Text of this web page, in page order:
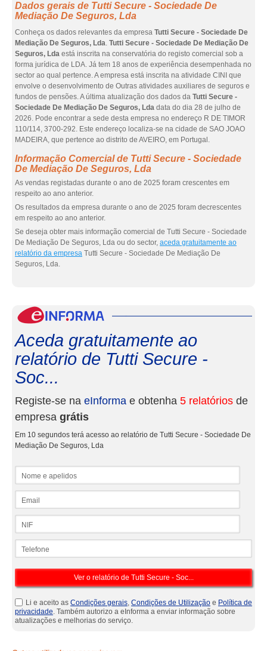
Dados gerais de Tutti Secure - Sociedade De
Mediação De Seguros, Lda
Conheça os dados relevantes da empresa Tutti Secure - Sociedade De
Mediação De Seguros, Lda. Tutti Secure - Sociedade De Mediação De
Seguros, Lda está inscrita na conservatória do registo comercial sob a
forma jurídica de LDA. Já tem 18 anos de experiência desempenhada no
sector ao qual pertence. A empresa está inscrita na atividade CINI que
envolve o desenvolvimento de Outras atividades auxiliares de seguros e
fundos de pensões. A última atualização dos dados da Tutti Secure -
Sociedade De Mediação De Seguros, Lda data do dia 28 de julho de
2026. Pode encontrar a sede desta empresa no endereço R DE TIMOR
110/114, 3700-292. Este endereço localiza-se na cidade de SAO JOAO
MADEIRA, que pertence ao distrito de AVEIRO, em Portugal.
Informação Comercial de Tutti Secure - Sociedade
De Mediação De Seguros, Lda
As vendas registadas durante o ano de 2025 foram crescentes em
respeito ao ano anterior.
Os resultados da empresa durante o ano de 2025 foram decrescentes
em respeito ao ano anterior.
Se deseja obter mais informação comercial de Tutti Secure - Sociedade
De Mediação De Seguros, Lda ou do sector, aceda gratuitamente ao
relatório da empresa Tutti Secure - Sociedade De Mediação De
Seguros, Lda.
Aceda gratuitamente ao
relatório de Tutti Secure -
Soc...
Registe-se na eInforma e obtenha 5 relatórios de
empresa grátis
Em 10 segundos terá acesso ao relatório de Tutti Secure - Sociedade De
Mediação De Seguros, Lda
Li e aceito as Condições gerais, Condições de Utilização e Política de
privacidade. Também autorizo a eInforma a enviar informação sobre
atualizações e melhorias do serviço.